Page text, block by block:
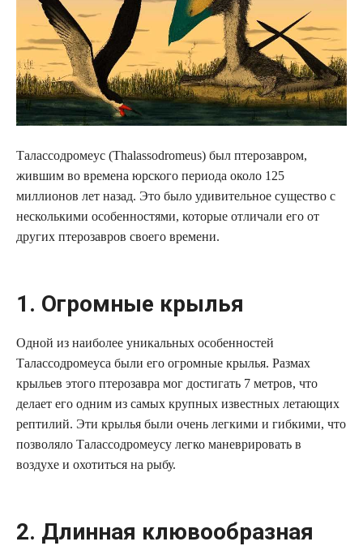
Талассодромеус (Thalassodromeus) был птерозавром,
жившим во времена юрского периода около 125
миллионов лет назад. Это было удивительное существо с
несколькими особенностями, которые отличали его от
других птерозавров своего времени.
1. Огромные крылья
Одной из наиболее уникальных особенностей
Талассодромеуса были его огромные крылья. Размах
крыльев этого птерозавра мог достигать 7 метров, что
делает его одним из самых крупных известных летающих
рептилий. Эти крылья были очень легкими и гибкими, что
позволяло Талассодромеусу легко маневрировать в
воздухе и охотиться на рыбу.
2. Длинная клювообразная